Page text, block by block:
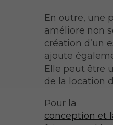
En outre, une
améliore non
création d’un
ajoute
Elle peut être
de la location
Pour la
conception et